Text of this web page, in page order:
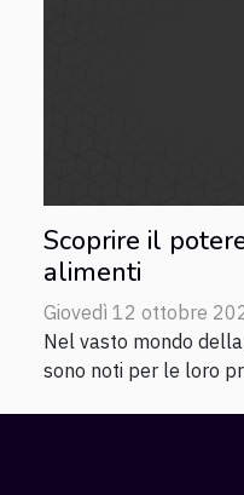
Scoprire il
alimenti
Giovedì 12 ottobre
Nel vasto mondo
sono noti per le loro